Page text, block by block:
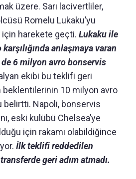
üzere. Sarı lacivertliler,
Romelu Lukaku’yu
harekete geçti. Lukaku ile
anlaşmaya varan
de 6 milyon avro bonservis
ekibi bu teklifi geri
beklentilerinin 10 milyon avro
belirtti. Napoli, bonservis
eski kulübü Chelsea’ye
için rakamı olabildiğince
İlk teklifi reddedilen
geri adım atmadı.